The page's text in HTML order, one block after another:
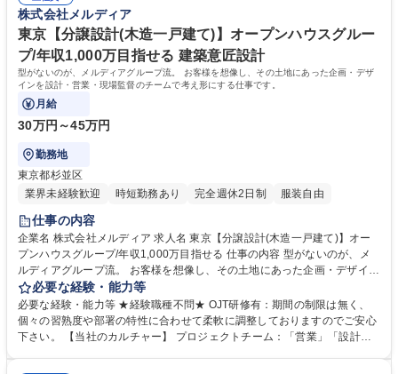
株式会社メルディア
東京【分譲設計(木造一戸建て)】オープンハウスグルー
プ/年収1,000万目指せる 建築意匠設計
型がないのが、メルディアグループ流。 お客様を想像し、その土地にあった企画・デザ
インを設計・営業・現場監督のチームで考え形にする仕事です。
月給
30万円～45万円
勤務地
東京都杉並区
業界未経験歓迎
時短勤務あり 完全週休2日制 服装自由
仕事の内容
企業名 株式会社メルディア 求人名 東京【分譲設計(木造一戸建て)】オー
プンハウスグループ/年収1,000万目指せる 仕事の内容 型がないのが、メ
ルディアグループ流。 お客様を想像し、その土地にあった企画・デザイン
を設計・営業・現場監督のチームで考え形にする仕事です。 ■周辺環境や
法令確認（近接環境、建築基準法、都市計画法など） ■住宅のコンセプト
設定～プランニング ■デザイン設定（内観・外観・外構） ■申請業務（建
築確認など） ★型がなく、お客様を想像し、その土地にあった企画・デザ
必要な経験・能力等
必要な経験・能力等 ★経験職種不問★ OJT研修有：期間の制限は無く、
個々の習熟度や部署の特性に合わせて柔軟に調整しておりますのでご安心
下さい。 【当社のカルチャー】 プロジェクトチーム：「営業」「設計」